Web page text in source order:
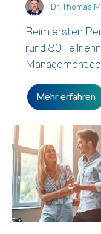
Dr. Thomas
Beim ersten
rund 80
Management
Mehr erfahren